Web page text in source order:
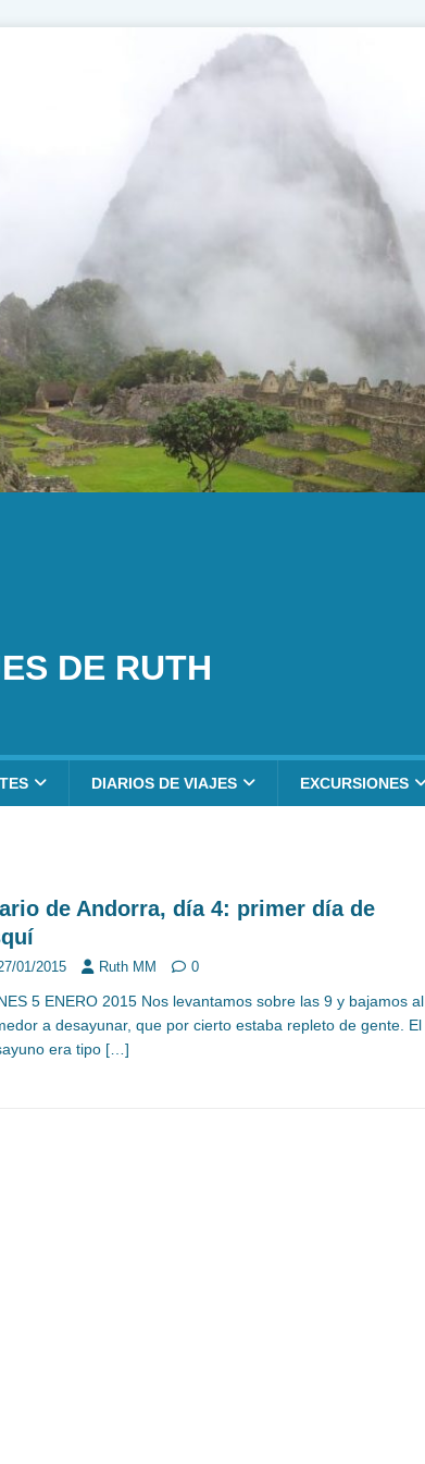
DE RUTH
DIARIOS DE VIAJES EXCURSIONES
de Andorra, día 4: primer día de
01/2015 Ruth MM 0
5 ENERO 2015 Nos levantamos sobre las 9 y bajamos al
a desayunar, que por cierto estaba repleto de gente. El
era tipo […]